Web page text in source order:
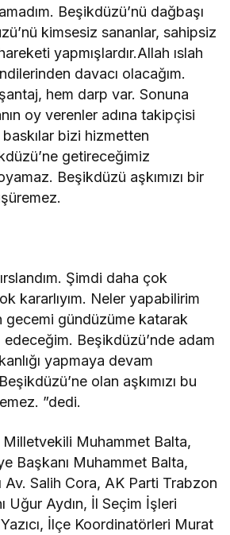
Beşikdüzü’nü dağbaşı
kimsesiz sananlar, sahipsiz
yapmışlardır.Allah ıslah
davacı olacağım.
hem darp var. Sonuna
oy verenler adına takipçisi
bizi hizmetten
getireceğimiz
Beşikdüzü aşkımızı bir
Şimdi daha çok
kararlıyım. Neler yapabilirim
gecemi gündüzüme katarak
edeceğim. Beşikdüzü’nde adam
yapmaya devam
olan aşkımızı bu
”dedi.
Muhammet Balta,
Başkanı Muhammet Balta,
Av. Salih Cora, AK Parti Trabzon
Uğur Aydın, İl Seçim İşleri
İlçe Koordinatörleri Murat